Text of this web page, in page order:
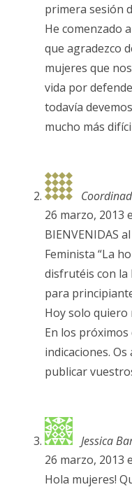
primera sesión
He comenzado
que agradezco
mujeres que
vida por
todavía
mucho más
26 marzo, 2013
BIENVENIDAS
Feminista “La
disfrutéis con la
para
Hoy solo quiero
En los
indicaciones.
publicar
Jessica
26 marzo, 2013
Hola mujeres!